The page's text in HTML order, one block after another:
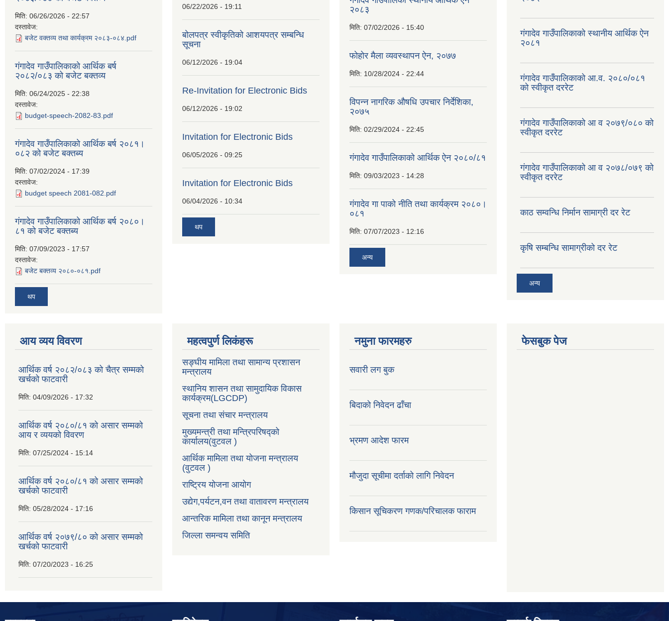
मिति: 06/26/2026 - 22:57
दस्तावेज:
बजेट वक्तव्य तथा कार्यक्रम २०८३-०८४.pdf
गंगादेव गाउँपालिकाको आर्थिक बर्ष
२०८२/०८३ को बजेट बक्तव्य
मिति: 06/24/2025 - 22:38
दस्तावेज:
budget-speech-2082-83.pdf
गंगादेव गाउँपालिकाको आर्थिक बर्ष २०८१।
०८२ को बजेट बक्तब्य
मिति: 07/02/2024 - 17:39
दस्तावेज:
budget speech 2081-082.pdf
गंगादेव गाउँपालिकाको आर्थिक बर्ष २०८०।
८१ को बजेट बक्तब्य
मिति: 07/09/2023 - 17:57
दस्तावेज:
बजेट बक्तव्य २०८०-०८१.pdf
थप
06/22/2026 - 19:11
बोलपत्र स्वीकृतिको आशयपत्र सम्बन्धि
सूचना
06/12/2026 - 19:04
Re-Invitation for Electronic Bids
06/12/2026 - 19:02
Invitation for Electronic Bids
06/05/2026 - 09:25
Invitation for Electronic Bids
06/04/2026 - 10:34
थप
२०८३
मिति: 07/02/2026 - 15:40
फोहोर मैला व्यवस्थापन ऐन, २०७७
मिति: 10/28/2024 - 22:44
विपन्न नागरिक औषधि उपचार निर्देशिका,
२०७५
मिति: 02/29/2024 - 22:45
गंगादेव गाउँपालिकाको आर्थिक ऐन २०८०/८१
मिति: 09/03/2023 - 14:28
गंगादेव गा पाको नीति तथा कार्यक्रम २०८०।
०८१
मिति: 07/07/2023 - 12:16
अन्य
गंगादेव गाउँपालिकाको स्थानीय आर्थिक ऐन
२०८१
गंगादेव गाउँपालिकाको आ.व. २०८०/०८१
को स्वीकृत दररेट
गंगादेव गाउँपालिकाको आ व २०७९/०८० को
स्वीकृत दररेट
गंगादेव गाउँपालिकाको आ व २०७८/०७९ को
स्वीकृत दररेट
काठ सम्वन्धि निर्मान सामाग्री दर रेट
कृषि सम्बन्धि सामाग्रीको दर रेट
अन्य
आय व्यय विवरण
आर्थिक वर्ष २०८२/०८३ को चैत्र सम्मको
खर्चको फाटवारी
मिति: 04/09/2026 - 17:32
आर्थिक वर्ष २०८०/८१ को असार सम्मको
आय र व्ययको विवरण
मिति: 07/25/2024 - 15:14
आर्थिक वर्ष २०८०/८१ को असार सम्मको
खर्चको फाटवारी
मिति: 05/28/2024 - 17:16
आर्थिक वर्ष २०७९/८० को असार सम्मको
खर्चको फाटवारी
मिति: 07/20/2023 - 16:25
महत्वपुर्ण लिकंहरू
सङ्घीय मामिला तथा सामान्य प्रशासन
मन्त्रालय
स्थानिय शासन तथा सामुदायिक विकास
कार्यक्रम(LGCDP)
सूचना तथा संचार मन्त्रालय
मुख्यमन्त्री तथा मन्त्रिपरिषद्को
कार्यालय(वुटवल )
आर्थिक मामिला तथा योजना मन्त्रालय
(वुटवल )
राष्ट्रिय योजना आयोग
उद्येग,पर्यटन,वन तथा वातावरण मन्त्रालय
आन्तरिक मामिला तथा कानून मन्त्रालय
जिल्ला समन्वय समिति
नमुना फारमहरु
सवारी लग बुक
बिदाको निवेदन ढाँचा
भ्रमण आदेश फारम
मौजुदा सूचीमा दर्ताको लागि निवेदन
किसान सूचिकरण गणक/परिचालक फाराम
फेसबुक पेज